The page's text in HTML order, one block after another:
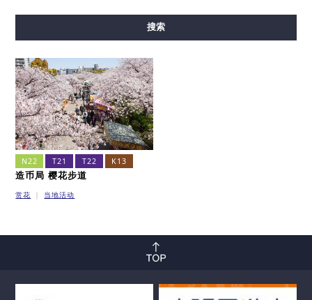
搜索
N22 T21 T22 K13
造币局 樱花步道
赏花 当地活动